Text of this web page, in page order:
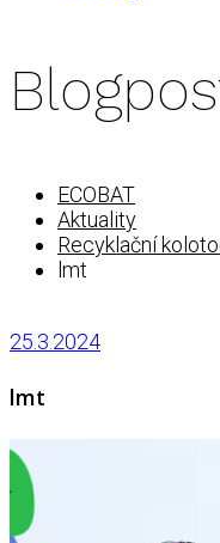
ECOBAT
Aktuality
Recyklační
lmt
25.3.2024
lmt